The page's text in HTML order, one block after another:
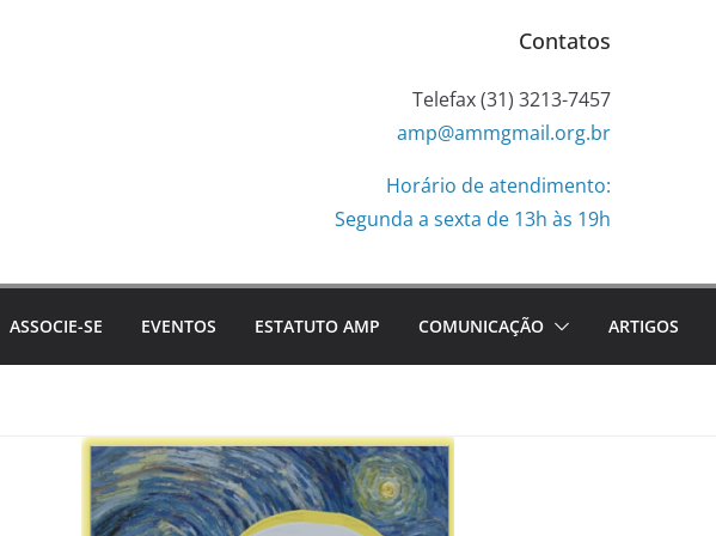
Contatos
Telefax (31) 3213-7457
amp@ammgmail.org.br
Horário de atendimento:
Segunda a sexta de 13h às 19h
ASSOCIE-SE EVENTOS ESTATUTO AMP COMUNICAÇÃO ARTIGOS